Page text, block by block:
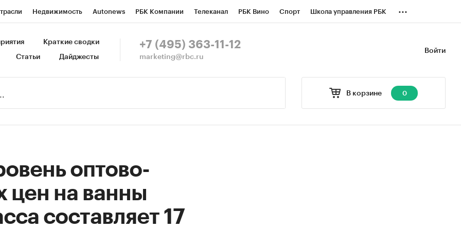
Недвижимость Autonews РБК Компании Телеканал РБК Вино Спорт Школа управления РБК
Спецпроекты СПб Конференции СПб Спецпроекты
...
Войти
Краткие сводки
Статьи Дайджесты
+7 (495) 363-11-12
marketing@rbc.ru
В корзине 0
оптово-
цен на ванны
составляет 17